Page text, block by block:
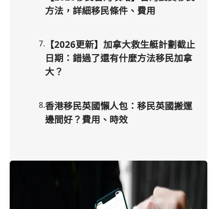
方法，詳細移民條件、費用
7.
【2026更新】加拿大救生艇計劃截止
日期：錯過了還有什麼方法移民加拿
大？
8.香港移民英國懶人包：移民英國搬運
邊間好？費用、時效